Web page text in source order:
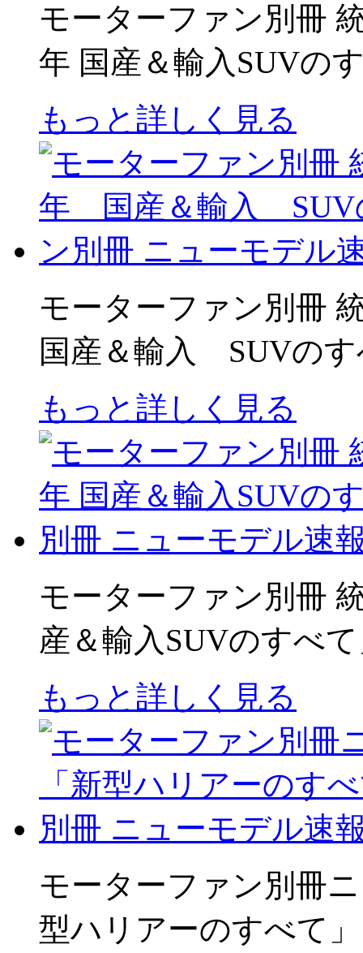
モーターファン別冊
年 国産＆輸入SUVの
もっと詳しく見る
モーターファン別冊
国産＆輸入 SUVのす
もっと詳しく見る
モーターファン別冊
産＆輸入SUVのすべ
もっと詳しく見る
モーターファン別冊
型ハリアーのすべて」